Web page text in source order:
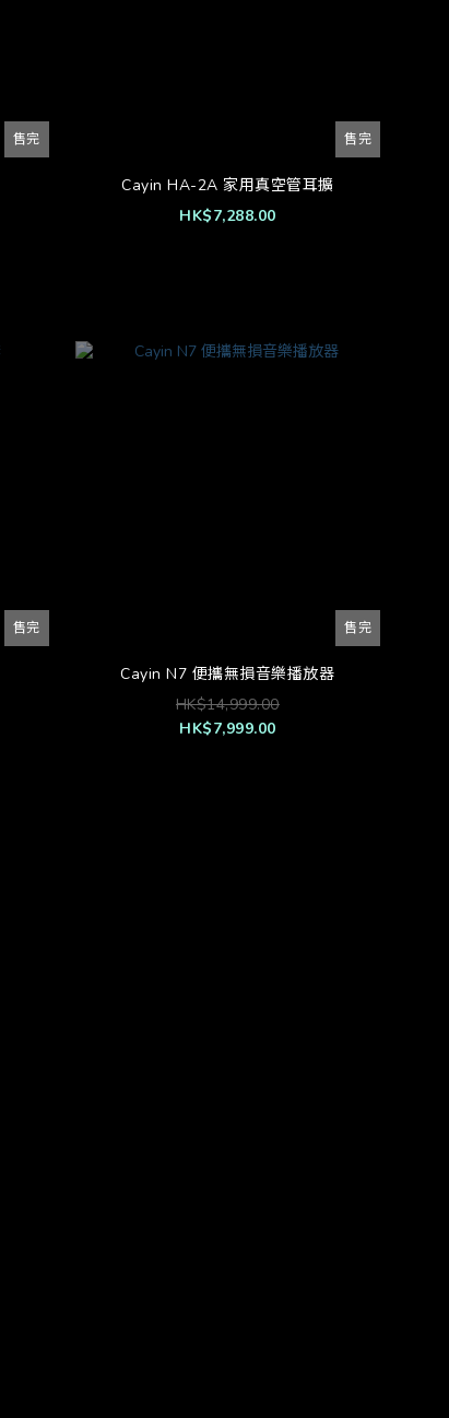
售完 售完
Cayin HA-2A 家用真空管耳擴
HK$7,288.00
售完 售完
Cayin N7 便攜無損音樂播放器
HK$14,999.00
HK$7,999.00